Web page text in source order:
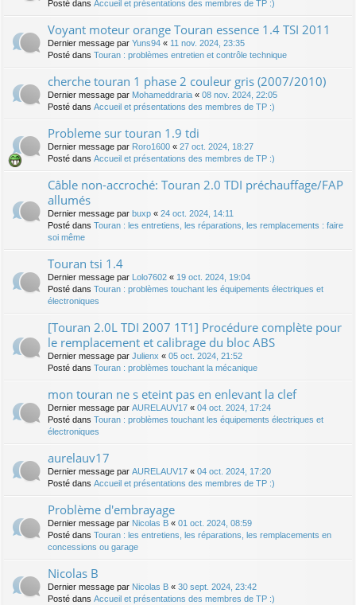
Posté dans Accueil et présentations des membres de TP :)
Voyant moteur orange Touran essence 1.4 TSI 2011
Dernier message par Yuns94 « 11 nov. 2024, 23:35
Posté dans Touran : problèmes entretien et contrôle technique
cherche touran 1 phase 2 couleur gris (2007/2010)
Dernier message par Mohameddraria « 08 nov. 2024, 22:05
Posté dans Accueil et présentations des membres de TP :)
Probleme sur touran 1.9 tdi
Dernier message par Roro1600 « 27 oct. 2024, 18:27
Posté dans Accueil et présentations des membres de TP :)
Câble non-accroché: Touran 2.0 TDI préchauffage/FAP
allumés
Dernier message par buxp « 24 oct. 2024, 14:11
Posté dans Touran : les entretiens, les réparations, les remplacements : faire
soi même
Touran tsi 1.4
Dernier message par Lolo7602 « 19 oct. 2024, 19:04
Posté dans Touran : problèmes touchant les équipements électriques et
électroniques
[Touran 2.0L TDI 2007 1T1] Procédure complète pour
le remplacement et calibrage du bloc ABS
Dernier message par Julienx « 05 oct. 2024, 21:52
Posté dans Touran : problèmes touchant la mécanique
mon touran ne s eteint pas en enlevant la clef
Dernier message par AURELAUV17 « 04 oct. 2024, 17:24
Posté dans Touran : problèmes touchant les équipements électriques et
électroniques
aurelauv17
Dernier message par AURELAUV17 « 04 oct. 2024, 17:20
Posté dans Accueil et présentations des membres de TP :)
Problème d'embrayage
Dernier message par Nicolas B « 01 oct. 2024, 08:59
Posté dans Touran : les entretiens, les réparations, les remplacements en
concessions ou garage
Nicolas B
Dernier message par Nicolas B « 30 sept. 2024, 23:42
Posté dans Accueil et présentations des membres de TP :)